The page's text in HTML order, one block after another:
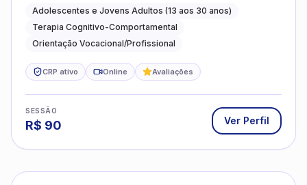
autoestima, relações e orientação
profissional
Adolescentes e Jovens Adultos (13 aos 30 anos)
Terapia Cognitivo-Comportamental
Orientação Vocacional/Profissional
CRP ativo Online Avaliações
SESSÃO
R$ 90 Ver Perfil